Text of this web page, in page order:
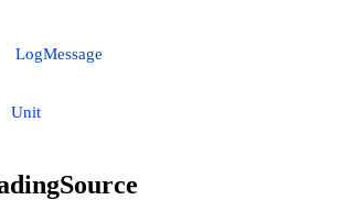
LogMessage
Unit